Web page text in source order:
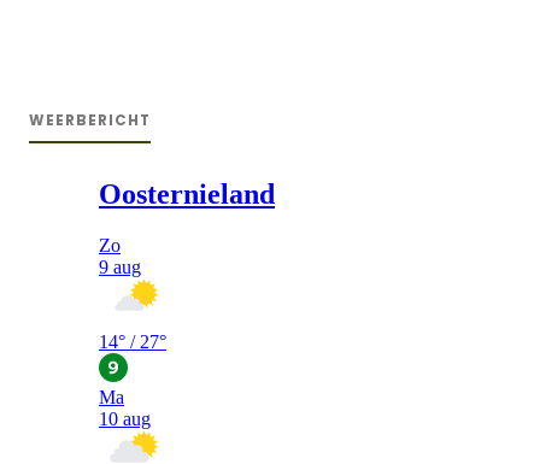
WEERBERICHT